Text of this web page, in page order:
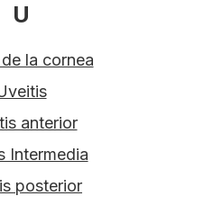
U
la cornea
anterior
Intermedia
posterior